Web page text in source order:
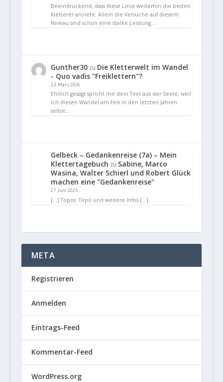
Beeindruckend, dass diese Linie weiterhin die besten
Kletterer anzieht. Allein die Versuche auf diesem
Niveau sind schon eine starke Leistung.…
Gunther30zu Die Kletterwelt im Wandel
- Quo vadis "Freiklettern"?
23. März 2026
Ehrlich gesagt spricht mir dein Text aus der Seele, weil
ich diesen Wandel am Fels in den letzten Jahren
selbst…
Gelbeck – Gedankenreise (7a) – Mein
Klettertagebuch zu Sabine, Marco
Wasina, Walter Schierl und Robert Glück
machen eine "Gedankenreise"
27. Juni 2025
[…] Topos: Topo und weitere Infos […]
META
Registrieren
Anmelden
Eintrags-Feed
Kommentar-Feed
WordPress.org